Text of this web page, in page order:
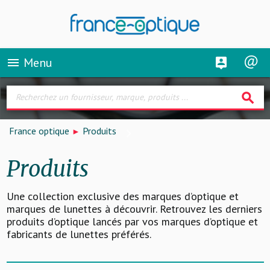
menu Menu
search
France optique Produits
Produits
Une collection exclusive des marques d’optique et
marques de lunettes à découvrir. Retrouvez les derniers
produits d’optique lancés par vos marques d’optique et
fabricants de lunettes préférés.